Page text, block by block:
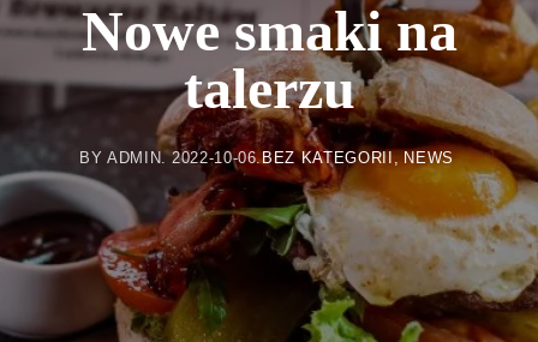
Nowe smaki na
talerzu
BYADMIN 2022-10-06 BEZ KATEGORII NEWS